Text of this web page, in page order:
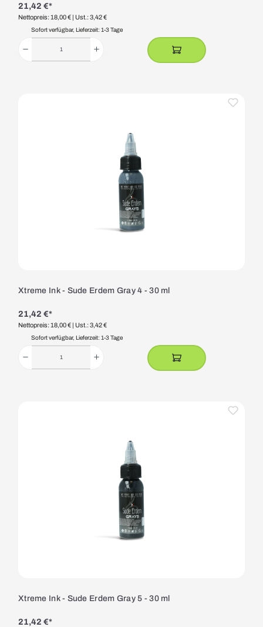
21,42 €*
Nettopreis: 18,00 € | Ust.: 3,42 €
Sofort verfügbar, Lieferzeit: 1-3 Tage
Xtreme Ink - Sude Erdem Gray 4 - 30 ml
21,42 €*
Nettopreis: 18,00 € | Ust.: 3,42 €
Sofort verfügbar, Lieferzeit: 1-3 Tage
Xtreme Ink - Sude Erdem Gray 5 - 30 ml
21,42 €*